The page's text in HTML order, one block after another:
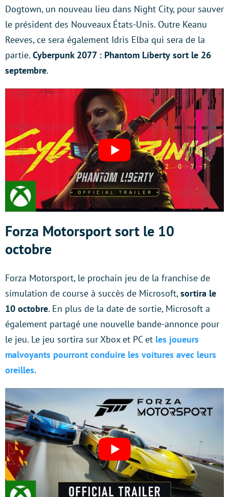
Dogtown, un nouveau lieu dans Night City, pour sauver
le président des Nouveaux États-Unis. Outre Keanu
Reeves, ce sera également Idris Elba qui sera de la
partie. Cyberpunk 2077 : Phantom Liberty sort le 26
septembre.
Forza Motorsport sort le 10
octobre
Forza Motorsport, le prochain jeu de la franchise de
simulation de course à succès de Microsoft,sortira le
10 octobre. En plus de la date de sortie, Microsoft a
également partagé une nouvelle bande-annonce pour
le jeu. Le jeu sortira sur Xbox et PC et les joueurs
malvoyants pourront conduire les voitures avec leurs
oreilles.